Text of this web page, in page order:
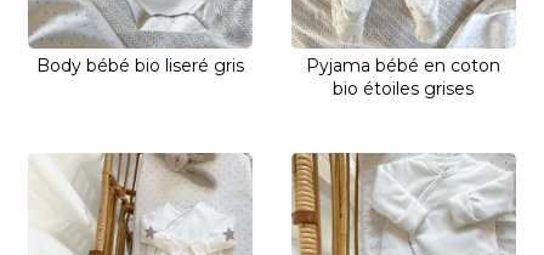
Body bébé bio liseré gris
Pyjama bébé en coton
bio étoiles grises